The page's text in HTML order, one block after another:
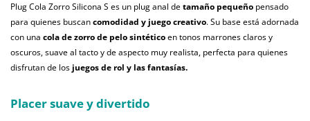
Plug Cola Zorro Silicona S es un plug anal detamaño pequeño pensado
para quienes buscancomodidad y juego creativo. Su base está adornada
con una cola de zorro de pelo sintéticoen tonos marrones claros y
oscuros, suave al tacto y de aspecto muy realista, perfecta para quienes
disfrutan de los juegos de rol y las fantasías.
Placer suave y divertido